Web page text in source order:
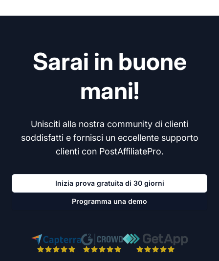
Sarai in buone
mani!
Unisciti alla nostra community di clienti
soddisfatti e fornisci un eccellente supporto
clienti con PostAffiliatePro.
Inizia prova gratuita di 30 giorni
Programma una demo